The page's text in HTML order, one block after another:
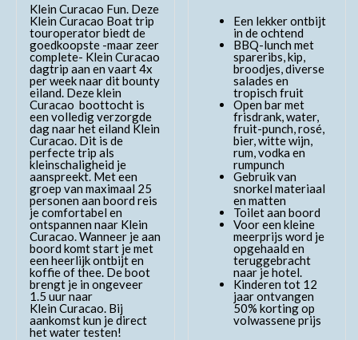
Klein Curacao Fun. Deze
Klein Curacao Boat trip
touroperator biedt de
goedkoopste -maar zeer
complete- Klein Curacao
dagtrip aan en vaart 4x
per week naar dit bounty
eiland. Deze klein
Curacao boottocht is
een volledig verzorgde
dag naar het eiland Klein
Curacao. Dit is de
perfecte trip als
kleinschaligheid je
aanspreekt. Met een
groep van maximaal 25
personen aan boord reis
je comfortabel en
ontspannen naar Klein
Curacao. Wanneer je aan
boord komt start je met
een heerlijk ontbijt en
koffie of thee. De boot
brengt je in ongeveer
1.5 uur naar
Klein Curacao. Bij
aankomst kun je direct
het water testen!
Een lekker ontbijt
in de ochtend
BBQ-lunch met
spareribs, kip,
broodjes, diverse
salades en
tropisch fruit
Open bar met
frisdrank, water,
fruit-punch, rosé,
bier, witte wijn,
rum, vodka en
rumpunch
Gebruik van
snorkel materiaal
en matten
Toilet aan boord
Voor een kleine
meerprijs word je
opgehaald en
teruggebracht
naar je hotel.
Kinderen tot 12
jaar ontvangen
50% korting op
volwassene prijs